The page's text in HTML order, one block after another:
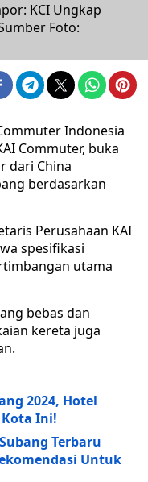
KCI Ungkap
Foto:
Indonesia
Commuter, buka
dari China
berdasarkan
Perusahaan KAI
spesifikasi
utama
bebas dan
kereta juga
2024, Hotel
Ini!
Terbaru
Untuk